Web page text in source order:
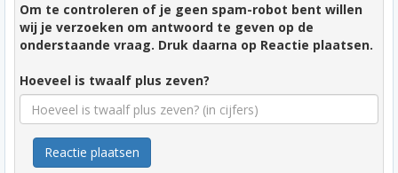
Om te controleren of je geen spam-robot bent willen
wij je verzoeken om antwoord te geven op de
onderstaande vraag. Druk daarna op Reactie plaatsen.
Hoeveel is twaalf plus zeven?
Reactie plaatsen